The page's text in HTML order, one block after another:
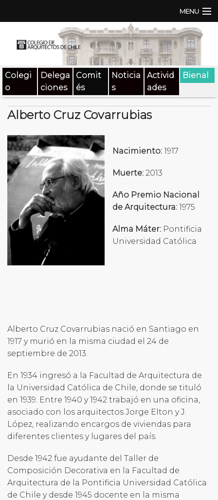
MENU
Documentos
Beneficios
Medios
Buscar:
Colegi
o
Delega
ciones
Comit
és
Noticia
s
Activid
ades
Bienal
Alberto Cruz Covarrubias
Nacimiento: 1917
Muerte: 2013
Año Premio Nacional
de Arquitectura: 1975
Alma Máter: Pontificia
Universidad Católica
Alberto Cruz Covarrubias nació en Santiago en
1917 y murió en la misma ciudad el 24 de
septiembre de 2013.
En 1934 ingresó a la Facultad de Arquitectura de
la Universidad Católica de Chile, donde se tituló
en 1939. Entre 1940 y 1942 trabajó en una oficina,
asociado con los arquitectos Jorge Elton y J.
López, realizando encargos de viviendas para
diferentes clientes y lugares del país.
Desde 1942 fue ayudante del Taller de
Composición Decorativa en la Facultad de
Arquitectura de la Pontificia Universidad Católica
de Chile y desde 1945 docente en la misma